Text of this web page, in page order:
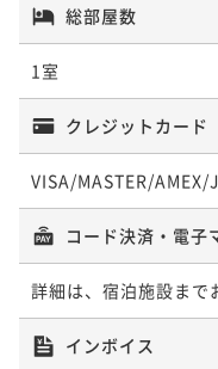
総部屋数
1室
クレジットカード
VISA/MASTER/AMEX/
コード決済・電子
詳細は、宿泊施設まで
インボイス